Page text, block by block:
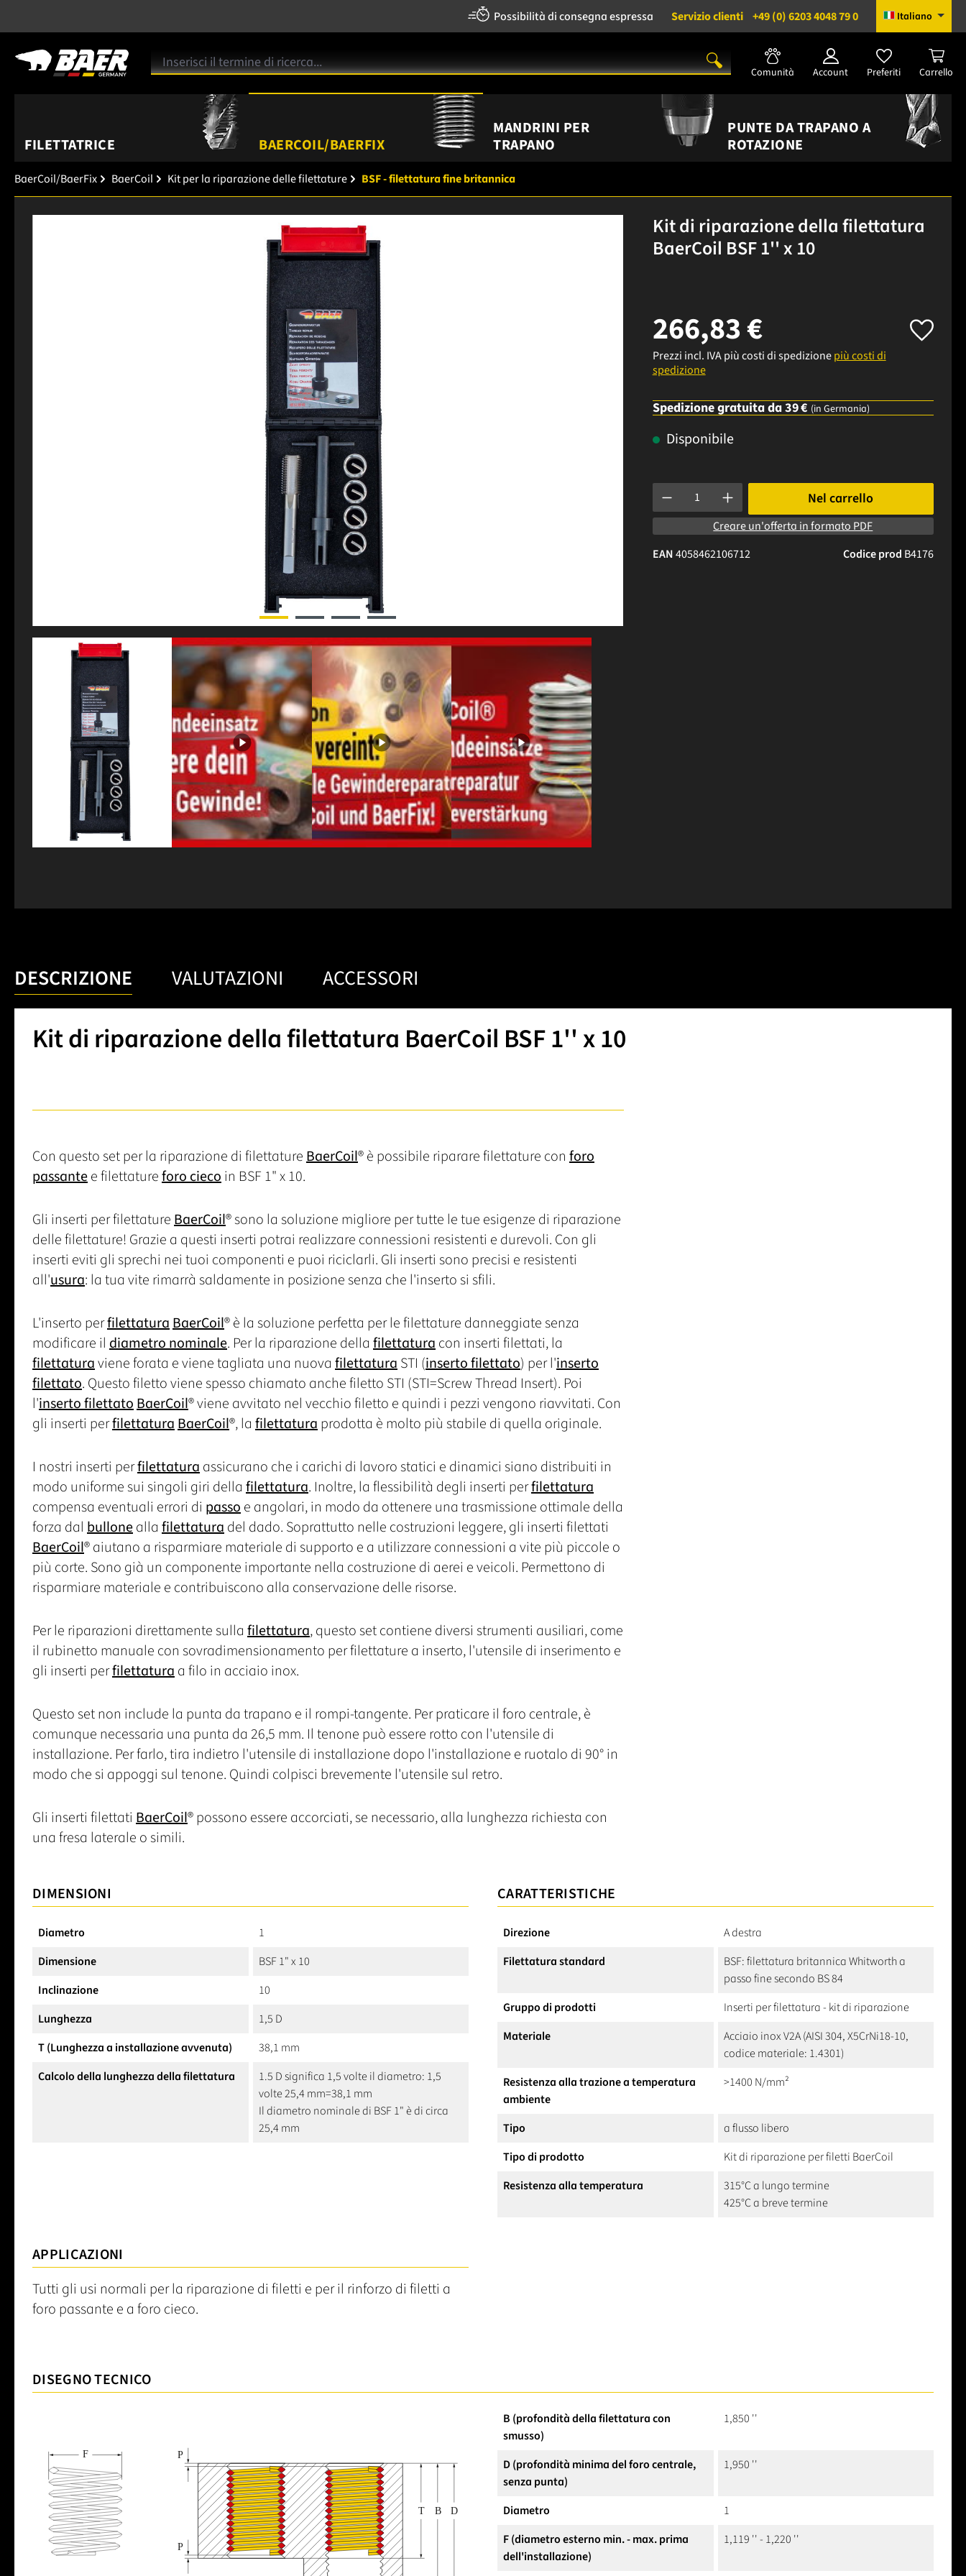
Possibilità di consegna espressa Servizio clienti +49 (0) 6203 4048 79 0 Italiano
Comunità Account Preferiti Carrello
FILETTATRICE BAERCOIL/BAERFIX
MANDRINI PER
TRAPANO
PUNTE DA TRAPANO A
ROTAZIONE
BaerCoil/BaerFix BaerCoil Kit per la riparazione delle filettature BSF - filettatura fine britannica
Kit di riparazione della filettatura
BaerCoil BSF 1'' x 10
266,83 €
Prezzi incl. IVA più costi di spedizionepiù costi di
spedizione
Spedizione gratuita da 39 € (in Germania)
Disponibile
Quantità del prodotto: inserisci la quantità desiderata o usa i
Nel carrello
Creare un'offerta in formato PDF
Codice prod B4176
EAN4058462106712
DESCRIZIONE VALUTAZIONI ACCESSORI
Kit di riparazione della filettatura BaerCoil BSF 1'' x 10
Con questo set per la riparazione di filettatureBaerCoil® è possibile riparare filettature con foro
passantee filettatureforo ciecoin BSF 1" x 10.
Gli inserti per filettatureBaerCoil® sono la soluzione migliore per tutte le tue esigenze di riparazione
delle filettature! Grazie a questi inserti potrai realizzare connessioni resistenti e durevoli. Con gli
inserti eviti gli sprechi nei tuoi componenti e puoi riciclarli. Gli inserti sono precisi e resistenti
all'usura: la tua vite rimarrà saldamente in posizione senza che l'inserto si sfili.
L'inserto perfilettaturaBaerCoil® è la soluzione perfetta per le filettature danneggiate senza
modificare il diametro nominale. Per la riparazione della filettaturacon inserti filettati, la
filettaturaviene forata e viene tagliata una nuova filettaturaSTI (inserto filettato) per l'inserto
filettato. Questo filetto viene spesso chiamato anche filetto STI (STI=Screw Thread Insert). Poi
l'inserto filettatoBaerCoil® viene avvitato nel vecchio filetto e quindi i pezzi vengono riavvitati. Con
gli inserti perfilettaturaBaerCoil®, la filettaturaprodotta è molto più stabile di quella originale.
I nostri inserti perfilettaturaassicurano che i carichi di lavoro statici e dinamici siano distribuiti in
modo uniforme sui singoli giri della filettatura. Inoltre, la flessibilità degli inserti perfilettatura
compensa eventuali errori di passoe angolari, in modo da ottenere una trasmissione ottimale della
forza dal bullonealla filettaturadel dado. Soprattutto nelle costruzioni leggere, gli inserti filettati
BaerCoil® aiutano a risparmiare materiale di supporto e a utilizzare connessioni a vite più piccole o
più corte. Sono già un componente importante nella costruzione di aerei e veicoli. Permettono di
risparmiare materiale e contribuiscono alla conservazione delle risorse.
Per le riparazioni direttamente sulla filettatura, questo set contiene diversi strumenti ausiliari, come
il rubinetto manuale con sovradimensionamento per filettature a inserto, l'utensile di inserimento e
gli inserti perfilettaturaa filo in acciaio inox.
Questo set non include la punta da trapano e il rompi-tangente. Per praticare il foro centrale, è
comunque necessaria una punta da 26,5 mm. Il tenone può essere rotto con l'utensile di
installazione. Per farlo, tira indietro l'utensile di installazione dopo l'installazione e ruotalo di 90° in
modo che si appoggi sul tenone. Quindi colpisci brevemente l'utensile sul retro.
Gli inserti filettati BaerCoil® possono essere accorciati, se necessario, alla lunghezza richiesta con
una fresa laterale o simili.
DIMENSIONI
Diametro
1
Dimensione
BSF 1" x 10
Inclinazione
10
Lunghezza
1,5 D
T (Lunghezza a installazione avvenuta)
38,1 mm
Calcolo della lunghezza della filettatura
1.5 D significa 1,5 volte il diametro: 1,5
volte 25,4 mm=38,1 mm
Il diametro nominale di BSF 1" è di circa
25,4 mm
CARATTERISTICHE
Direzione
A destra
Filettatura standard
BSF: filettatura britannica Whitworth a
passo fine secondo BS 84
Gruppo di prodotti
Inserti per filettatura - kit di riparazione
Materiale
Acciaio inox V2A (AISI 304, X5CrNi18-10,
codice materiale: 1.4301)
Resistenza alla trazione a temperatura
ambiente
>1400 N/mm²
Tipo
a flusso libero
Tipo di prodotto
Kit di riparazione per filetti BaerCoil
Resistenza alla temperatura
315°C a lungo termine
425°C a breve termine
APPLICAZIONI
Tutti gli usi normali per la riparazione di filetti e per il rinforzo di filetti a
foro passante e a foro cieco.
DISEGNO TECNICO
B (profondità della filettatura con
smusso)
1,850 ''
D (profondità minima del foro centrale,
senza punta)
1,950 ''
Diametro
1
F (diametro esterno min. - max. prima
dell'installazione)
1,119 '' - 1,220 ''